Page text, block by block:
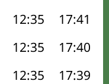
12:35 17:41
12:35 17:40
12:35 17:39